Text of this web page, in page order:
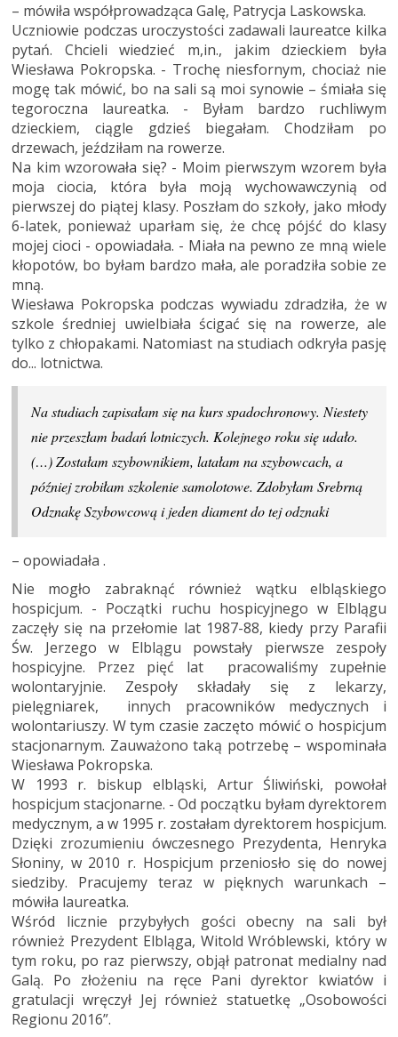
– mówiła współprowadząca Galę, Patrycja Laskowska.
Uczniowie podczas uroczystości zadawali laureatce kilka
pytań. Chcieli wiedzieć m,in., jakim dzieckiem była
Wiesława Pokropska. - Trochę niesfornym, chociaż nie
mogę tak mówić, bo na sali są moi synowie – śmiała się
tegoroczna laureatka. - Byłam bardzo ruchliwym
dzieckiem, ciągle gdzieś biegałam. Chodziłam po
drzewach, jeździłam na rowerze.
Na kim wzorowała się? - Moim pierwszym wzorem była
moja ciocia, która była moją wychowawczynią od
pierwszej do piątej klasy. Poszłam do szkoły, jako młody
6-latek, ponieważ uparłam się, że chcę pójść do klasy
mojej cioci - opowiadała. - Miała na pewno ze mną wiele
kłopotów, bo byłam bardzo mała, ale poradziła sobie ze
mną.
Wiesława Pokropska podczas wywiadu zdradziła, że w
szkole średniej uwielbiała ścigać się na rowerze, ale
tylko z chłopakami. Natomiast na studiach odkryła pasję
do... lotnictwa.
Na studiach zapisałam się na kurs spadochronowy. Niestety
nie przeszłam badań lotniczych. Kolejnego roku się udało.
(…) Zostałam szybownikiem, latałam na szybowcach, a
później zrobiłam szkolenie samolotowe. Zdobyłam Srebrną
Odznakę Szybowcową i jeden diament do tej odznaki
– opowiadała .
Nie mogło zabraknąć również wątku elbląskiego
hospicjum. - Początki ruchu hospicyjnego w Elblągu
zaczęły się na przełomie lat 1987-88, kiedy przy Parafii
Św. Jerzego w Elblągu powstały pierwsze zespoły
hospicyjne. Przez pięć lat pracowaliśmy zupełnie
wolontaryjnie. Zespoły składały się z lekarzy,
pielęgniarek, innych pracowników medycznych i
wolontariuszy. W tym czasie zaczęto mówić o hospicjum
stacjonarnym. Zauważono taką potrzebę – wspominała
Wiesława Pokropska.
W 1993 r. biskup elbląski, Artur Śliwiński, powołał
hospicjum stacjonarne. - Od początku byłam dyrektorem
medycznym, a w 1995 r. zostałam dyrektorem hospicjum.
Dzięki zrozumieniu ówczesnego Prezydenta, Henryka
Słoniny, w 2010 r. Hospicjum przeniosło się do nowej
siedziby. Pracujemy teraz w pięknych warunkach –
mówiła laureatka.
Wśród licznie przybyłych gości obecny na sali był
również Prezydent Elbląga, Witold Wróblewski, który w
tym roku, po raz pierwszy, objął patronat medialny nad
Galą. Po złożeniu na ręce Pani dyrektor kwiatów i
gratulacji wręczył Jej również statuetkę „Osobowości
Regionu 2016”.